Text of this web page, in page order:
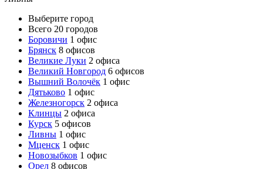
Выберите город
Всего 20 городов
Боровичи 1 офис
Брянск 8 офисов
Великие Луки 2 офиса
Великий Новгород 6 офисов
Вышний Волочёк 1 офис
Дятьково 1 офис
Железногорск 2 офиса
Клинцы 2 офиса
Курск 5 офисов
Ливны 1 офис
Мценск 1 офис
Новозыбков 1 офис
Орел 8 офисов